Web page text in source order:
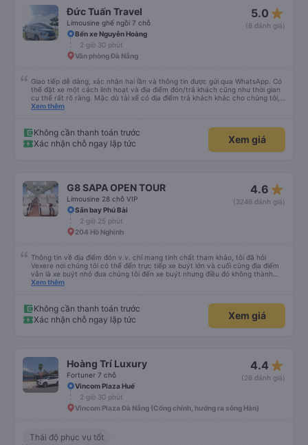
Đức Tuấn Travel
Limousine ghế ngồi 7 chỗ
5.0 star_rate
(8 đánh giá)
Bến xe Nguyễn Hoàng
2 giờ 30 phút
Văn phòng Đà Nẵng
Giao tiếp dễ dàng, xác nhận hai lần và thông tin được gửi qua WhatsApp. Có
thể đặt xe một cách linh hoạt và địa điểm đón/trả khách cũng như thời gian
cụ thể rất rõ ràng. Mặc dù tài xế có địa điểm trả khách khác cho chúng tôi,
nhưng chúng tôi vẫn có thể đến địa điểm mình muốn.
Xem thêm
Không cần thanh toán trước
Xác nhận chỗ ngay lập tức
Xem giá
G8 SAPA OPEN TOUR
Limousine 28 chỗ VIP
4.6 star_rate
(3246 đánh giá)
Sân bay Phú Bài
2 giờ 25 phút
204 Hồ Nghinh
Thông tin về địa điểm đón v.v. chỉ mang tính chất tham khảo, tôi đã hỏi
Vexere nơi chúng tôi có thể đến trực tiếp xe buýt lớn và cuối cùng địa điểm
vẫn là xe buýt nhỏ đưa chúng tôi đến xe buýt nhưng điều đó không thành
vấn đề. Chúng tôi khởi hành đúng giờ từ Hà Nội nhưng đã nghỉ rất lâu ở sân
30 phút hai lần ở khu vực đường cao tốc (3 nghìn đồng để sử dụng phòng
tắm và chúng rất sạch sẽ) và cũng có thể mua rất nhiều đồ ăn nhẹ và thức
ăn khác nhau. Ghế ngồi rất thoải mái! Hãy nhớ rằng đôi khi chất lượng đường
có thể sử dụng chúng vì chúng trống. Nhìn chung là một hành trình rất tốt :)
Xem thêm
Không cần thanh toán trước
Xác nhận chỗ ngay lập tức
Xem giá
Hoàng Trí Luxury
Fortuner 7 chỗ
4.4 star_rate
(26 đánh giá)
Vincom Plaza Huế
2 giờ 30 phút
Vincom Plaza Đà Nẵng (Cổng chính, hướng ra sông Hàn)
Thái độ phục vụ tốt